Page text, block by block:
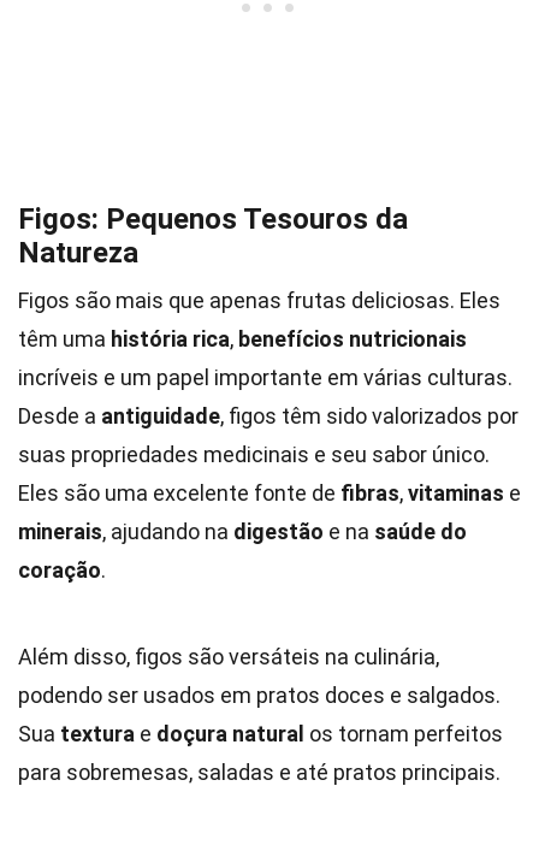
Figos: Pequenos Tesouros da
Natureza
Figos são mais que apenas frutas deliciosas. Eles
têm uma história rica, benefícios nutricionais
incríveis e um papel importante em várias culturas.
Desde a antiguidade, figos têm sido valorizados por
suas propriedades medicinais e seu sabor único.
Eles são uma excelente fonte de fibras,vitaminas e
minerais, ajudando na digestão e na saúde do
coração.
Além disso, figos são versáteis na culinária,
podendo ser usados em pratos doces e salgados.
Sua textura e doçura natural os tornam perfeitos
para sobremesas, saladas e até pratos principais.